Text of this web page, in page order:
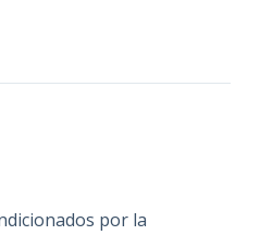
por la